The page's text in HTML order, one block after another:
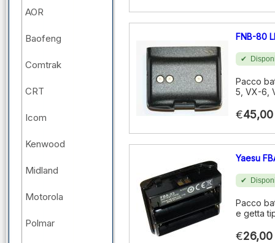
AOR
Baofeng
Comtrak
CRT
Icom
Kenwood
Midland
Motorola
Polmar
FNB-80 LI
Pacco
5, VX-6,
€45,00
Yaesu
Pacco
e getta
€26,00